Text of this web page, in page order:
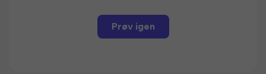
Prøv igen